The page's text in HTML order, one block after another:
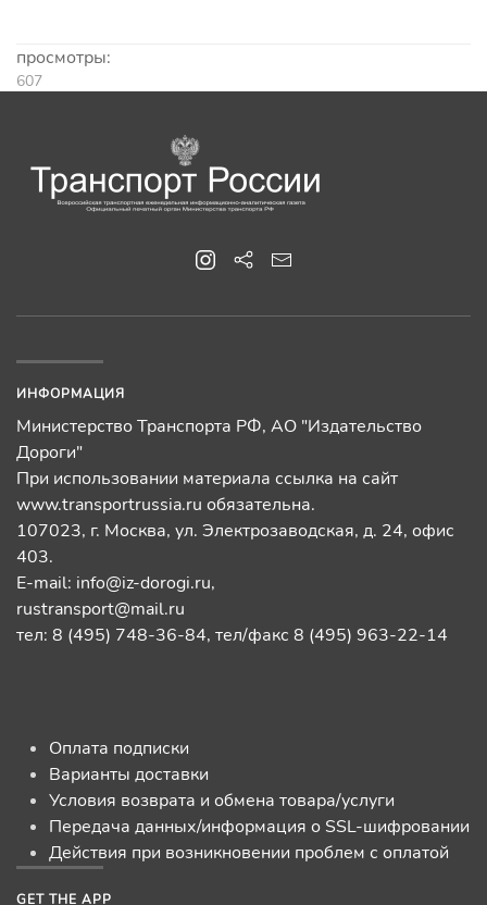
просмотры:
607
ИНФОРМАЦИЯ
Министерство Транспорта РФ, АО "Издательство
Дороги"
При использовании материала ссылка на сайт
www.transportrussia.ru обязательна.
107023, г. Москва, ул. Электрозаводская, д. 24, офис
403.
E-mail: info@iz-dorogi.ru,
rustransport@mail.ru
тел: 8 (495) 748-36-84, тел/факс 8 (495) 963-22-14
Оплата подписки
Варианты доставки
Условия возврата и обмена товара/услуги
Передача данных/информация о SSL-шифровании
Действия при возникновении проблем с оплатой
GET THE APP